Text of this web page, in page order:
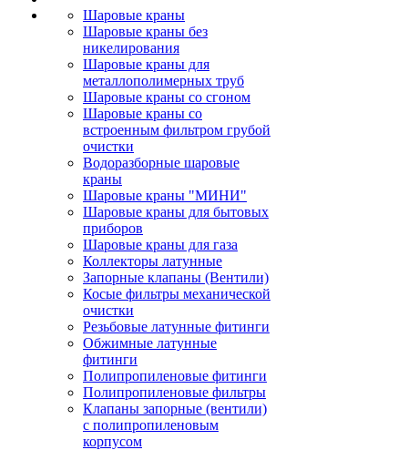
Шаровые краны
Шаровые краны без
никелирования
Шаровые краны для
металлополимерных труб
Шаровые краны со сгоном
Шаровые краны со
встроенным фильтром грубой
очистки
Водоразборные шаровые
краны
Шаровые краны "МИНИ"
Шаровые краны для бытовых
приборов
Шаровые краны для газа
Коллекторы латунные
Запорные клапаны (Вентили)
Косые фильтры механической
очистки
Резьбовые латунные фитинги
Обжимные латунные
фитинги
Полипропиленовые фитинги
Полипропиленовые фильтры
Клапаны запорные (вентили)
с полипропиленовым
корпусом